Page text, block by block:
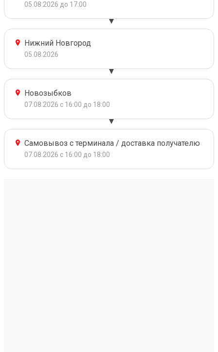
05.08.2026 до 17:00
Нижний Новгород
05.08.2026
Новозыбков
07.08.2026 с 16:00 до 18:00
Самовывоз с терминала / доставка получателю
07.08.2026 с 16:00 до 18:00